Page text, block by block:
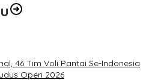
46 Tim Voli Pantai Se-Indonesia
Open 2026